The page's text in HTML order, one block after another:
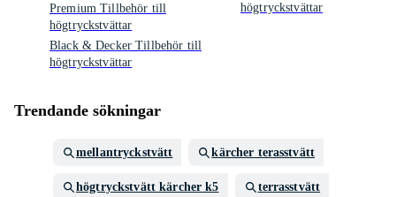
Premium Tillbehör till
högtryckstvättar
Black & Decker Tillbehör till
högtryckstvättar
högtryckstvättar
Trendande sökningar
mellantryckstvätt kärcher terasstvätt
högtryckstvätt kärcher k5 terrasstvätt